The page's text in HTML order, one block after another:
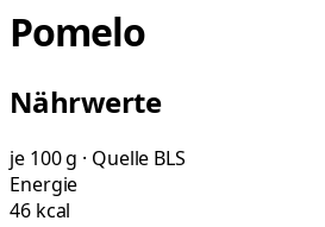
Pomelo
Nährwerte
je 100 g · Quelle BLS
Energie
46 kcal